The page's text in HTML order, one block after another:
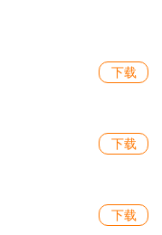
下载
下载
下载